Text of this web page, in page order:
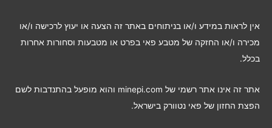
אין לראות במידע ו/או בניתוחים באתר זה הצעה או יעוץ לרכישה ו/או
מכירה ו/או החזקה של מטבע פאי בפרט או מטבעות וסחורות אחרות
בכלל.
אתר זה אינו אתר רשמי של minepi.com והוא מופעל בהתנדבות לשם
הפצת החזון של פאי נטוורק בישראל.